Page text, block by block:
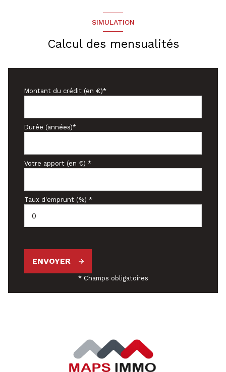
SIMULATION
Calcul des mensualités
Montant du crédit (en €)*
Durée (années)*
Votre apport (en €) *
Taux d'emprunt (%) *
ENVOYER
* Champs obligatoires